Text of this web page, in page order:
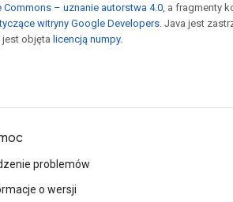
Commons – uznanie autorstwa 4.0 , a fragmenty
witryny Google Developers . Java jest
objęta licencją numpy.
problemów
o wersji